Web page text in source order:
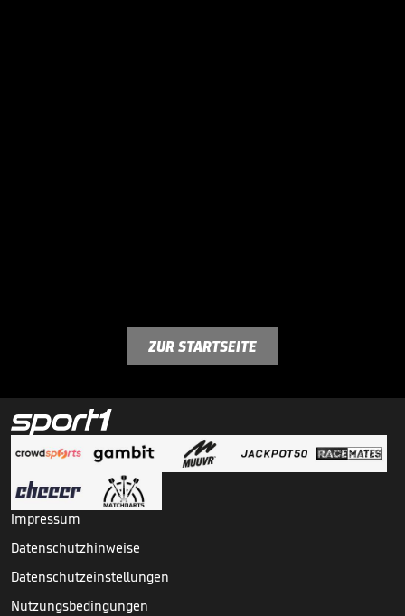
ZUR STARTSEITE
Impressum
Datenschutzhinweise
Datenschutzeinstellungen
Nutzungsbedingungen